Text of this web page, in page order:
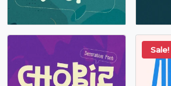
Sale!